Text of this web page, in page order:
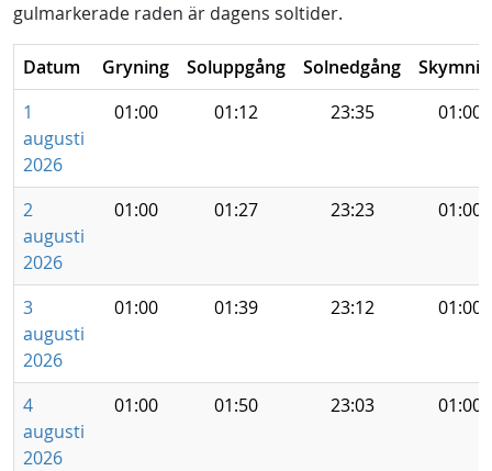
gulmarkerade raden är dagens soltider.
Datum Gryning Soluppgång Solnedgång
1
augusti
2026
01:00 01:12 23:35 01:00
2
augusti
2026
01:00 01:27 23:23 01:00
3
augusti
2026
01:00 01:39 23:12 01:00
4
augusti
2026
01:00 01:50 23:03 01:00